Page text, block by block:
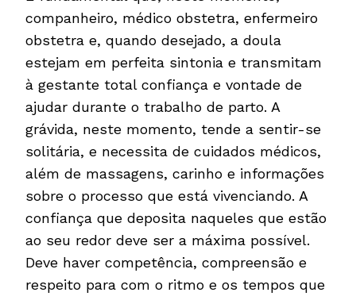
companheiro, médico obstetra, enfermeiro
obstetra e, quando desejado, a doula
estejam em perfeita sintonia e transmitam
à gestante total confiança e vontade de
ajudar durante o trabalho de parto. A
grávida, neste momento, tende a sentir-se
solitária, e necessita de cuidados médicos,
além de massagens, carinho e informações
sobre o processo que está vivenciando. A
confiança que deposita naqueles que estão
ao seu redor deve ser a máxima possível.
Deve haver competência, compreensão e
respeito para com o ritmo e os tempos que